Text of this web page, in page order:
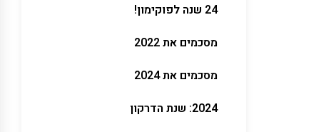
24 שנה לפוקימון!
מסכמים את 2022
מסכמים את 2024
2024: שנת הדרקון